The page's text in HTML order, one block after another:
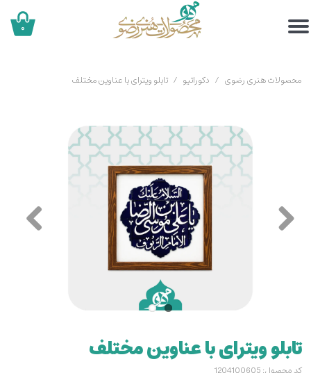
۰
محصولات هنری رضوی دکوراتیو تابلو ویترای با عناوین مختلف
تابلو ویترای با عناوین مختلف